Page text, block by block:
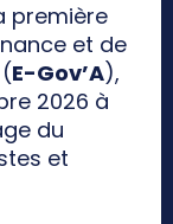
première
et de
E-Gov’A),
2026 à
du
et